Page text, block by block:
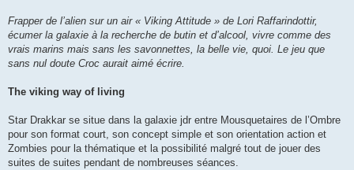
Frapper de l’alien sur un air « Viking Attitude » de Lori Raffarindottir,
écumer la galaxie à la recherche de butin et d’alcool, vivre comme des
vrais marins mais sans les savonnettes, la belle vie, quoi. Le jeu que
sans nul doute Croc aurait aimé écrire.
The viking way of living
Star Drakkar se situe dans la galaxie jdr entre Mousquetaires de l’Ombre
pour son format court, son concept simple et son orientation action et
Zombies pour la thématique et la possibilité malgré tout de jouer des
suites de suites pendant de nombreuses séances.